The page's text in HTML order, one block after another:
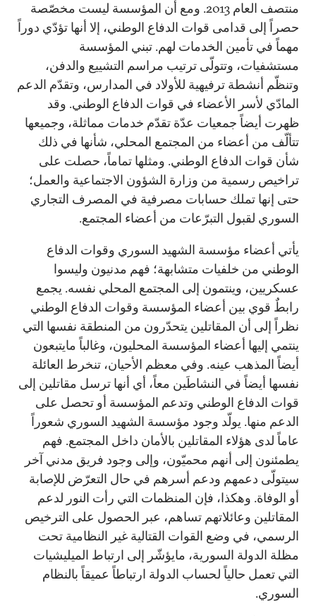
منتصف العام 2013. ومع أن المؤسسة ليست مخصّصة
حصراً إلى قدامى قوات الدفاع الوطني، إلا أنها تؤدّي دوراً
مهماً في تأمين الخدمات لهم. تبني المؤسسة
مستشفيات، وتتولّى ترتيب مراسم التشييع والدفن،
وتنظّم أنشطة ترفيهية للأولاد في المدارس، وتقدّم الدعم
المادّي لأسر الأعضاء في قوات الدفاع الوطني. وقد
ظهرت أيضاً جمعيات عدّة تقدّم خدمات مماثلة، وجميعها
تتألّف من أعضاء من المجتمع المحلي، شأنها في ذلك
شأن قوات الدفاع الوطني. ومثلها تماماً، حصلت على
تراخيص رسمية من وزارة الشؤون الاجتماعية والعمل؛
حتى إنها تملك حسابات مصرفية في المصرف التجاري
السوري لقبول التبرّعات من أعضاء المجتمع.
يأتي أعضاء مؤسسة الشهيد السوري وقوات الدفاع
الوطني من خلفيات متشابهة؛ فهم مدنيون وليسوا
عسكريين، وينتمون إلى المجتمع المحلي نفسه. يجمع
رابطٌ قوي بين أعضاء المؤسسة وقوات الدفاع الوطني
نظراً إلى أن المقاتلين يتحدّرون من المنطقة نفسها التي
ينتمي إليها أعضاء المؤسسة المحليون، وغالباً مايتبعون
أيضاً المذهب عينه. وفي معظم الأحيان، تنخرط العائلة
نفسها أيضاً في النشاطَين معاً، أي أنها ترسل مقاتلين إلى
قوات الدفاع الوطني وتدعم المؤسسة أو تحصل على
الدعم منها. يولّد وجود مؤسسة الشهيد السوري شعوراً
عاماً لدى هؤلاء المقاتلين بالأمان داخل المجتمع. فهم
يطمئنون إلى أنهم محميّون، وإلى وجود فريق مدني آخر
سيتولّى دعمهم ودعم أسرهم في حال التعرّض للإصابة
أو الوفاة. وهكذا، فإن المنظمات التي رأت النور لدعم
المقاتلين وعائلاتهم تساهم، عبر الحصول على الترخيص
الرسمي، في وضع القوات القتالية غير النظامية تحت
مظلة الدولة السورية، مايؤشّر إلى ارتباط الميليشيات
التي تعمل حالياً لحساب الدولة ارتباطاً عميقاً بالنظام
السوري.